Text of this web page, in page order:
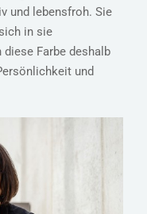
und lebensfroh. Sie
in sie
Farbe deshalb
und